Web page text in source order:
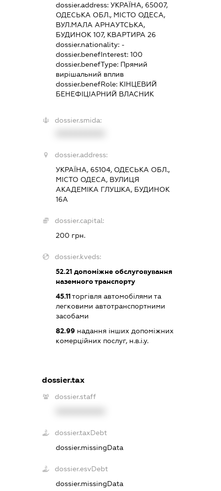
dossier.address: УКРАЇНА, 65007,
ОДЕСЬКА ОБЛ., МІСТО ОДЕСА,
ВУЛ.МАЛА АРНАУТСЬКА,
БУДИНОК 107, КВАРТИРА 26
dossier.nationality: -
dossier.benefInterest: 100
dossier.benefType: Прямий
вирішальний вплив
dossier.benefRole: КІНЦЕВИЙ
БЕНЕФІЦІАРНИЙ ВЛАСНИК
dossier.smida:
dossier.address:
УКРАЇНА, 65104, ОДЕСЬКА ОБЛ.,
МІСТО ОДЕСА, ВУЛИЦЯ
АКАДЕМІКА ГЛУШКА, БУДИНОК
16А
dossier.capital:
200 грн.
dossier.kveds:
52.21допоміжне обслуговування
наземного транспорту
45.11торгівля автомобілями та
легковими автотранспортними
засобами
82.99надання інших допоміжних
комерційних послуг, н.в.і.у.
dossier.tax
dossier.staff
dossier.taxDebt
dossier.missingData
dossier.esvDebt
dossier.missingData